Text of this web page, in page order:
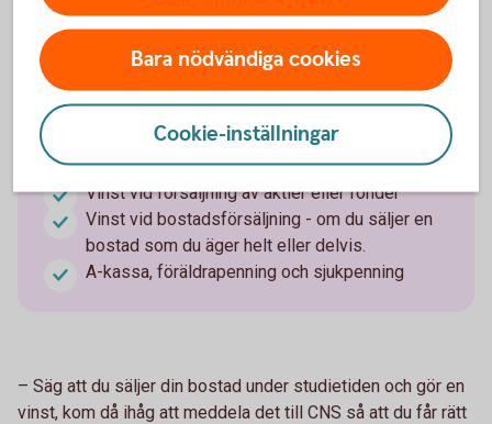
Detta räknas också som inkomst
Vinst vid försäljning av aktier eller fonder
Vinst vid bostadsförsäljning - om du säljer en
bostad som du äger helt eller delvis.
A-kassa, föräldrapenning och sjukpenning
– Säg att du säljer din bostad under studietiden och gör en
vinst, kom då ihåg att meddela det till CNS så att du får rätt
Bara nödvändiga cookies
Cookie-inställningar